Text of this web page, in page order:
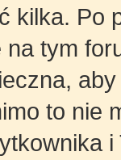
kilka. Po
na tym
to nie
i